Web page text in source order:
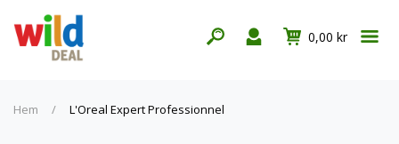
0,00 kr
Hem / L'Oreal Expert Professionnel